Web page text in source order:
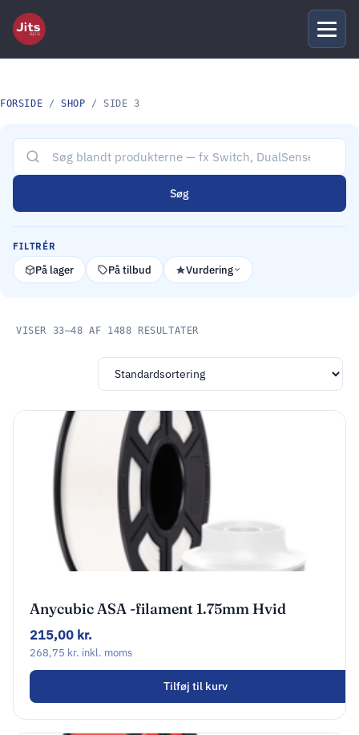
FORSIDE /SHOP / SIDE 3
Søg
FILTRÉR
På lager På tilbud Vurdering
VISER 33–48 AF 1488 RESULTATER
Anycubic ASA -filament 1.75mm Hvid
HASWH-103
215,00 kr.
268,75 kr. inkl. moms
Tilføj til kurv